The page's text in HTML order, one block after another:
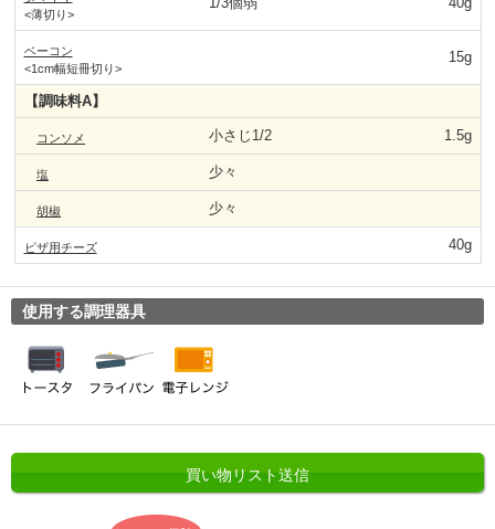
<薄切り>
ベーコン
<1cm幅短冊切り>
15g
【調味料A】
コンソメ 小さじ1/2 1.5g
塩 少々
胡椒 少々
ピザ用チーズ 40g
使用する調理器具
買い物リスト送信